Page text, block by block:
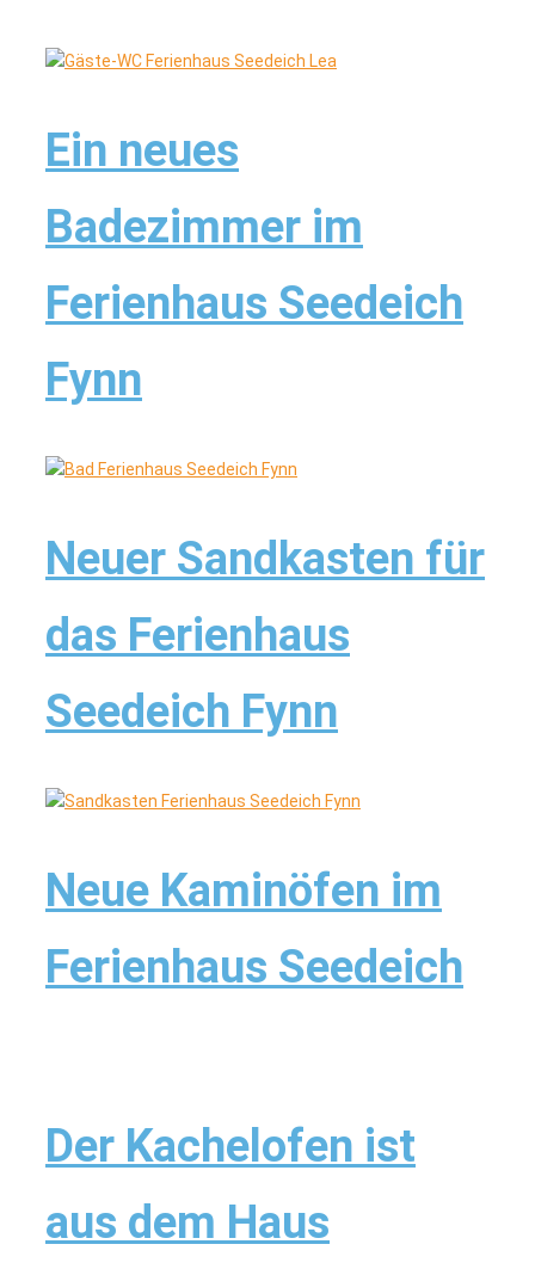
Ein neues
Badezimmer im
Ferienhaus Seedeich
Fynn
Neuer Sandkasten für
das Ferienhaus
Seedeich Fynn
Neue Kaminöfen im
Ferienhaus Seedeich
Der Kachelofen ist
aus dem Haus